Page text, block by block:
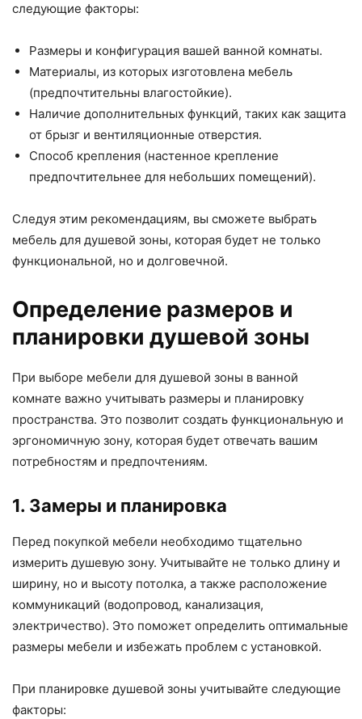
следующие факторы:
Размеры и конфигурация вашей ванной комнаты.
Материалы, из которых изготовлена мебель
(предпочтительны влагостойкие).
Наличие дополнительных функций, таких как защита
от брызг и вентиляционные отверстия.
Способ крепления (настенное крепление
предпочтительнее для небольших помещений).
Следуя этим рекомендациям, вы сможете выбрать
мебель для душевой зоны, которая будет не только
функциональной, но и долговечной.
Определение размеров и
планировки душевой зоны
При выборе мебели для душевой зоны в ванной
комнате важно учитывать размеры и планировку
пространства. Это позволит создать функциональную и
эргономичную зону, которая будет отвечать вашим
потребностям и предпочтениям.
1. Замеры и планировка
Перед покупкой мебели необходимо тщательно
измерить душевую зону. Учитывайте не только длину и
ширину, но и высоту потолка, а также расположение
коммуникаций (водопровод, канализация,
электричество). Это поможет определить оптимальные
размеры мебели и избежать проблем с установкой.
При планировке душевой зоны учитывайте следующие
факторы: